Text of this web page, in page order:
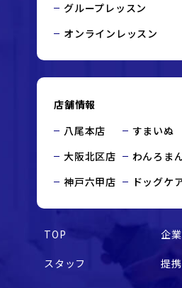
グループレッスン
オンラインレッスン
店舗情報
八尾本店
大阪北区店
神戸六甲店
すまいぬ
わんろま
ドッグケ
TOP 企
スタッフ 提